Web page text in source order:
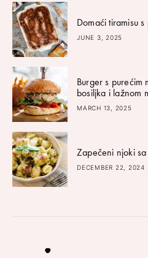
Domaći tiramisu
JUNE 3, 2025
Burger s purećim
bosiljka i lažnom
MARCH 13, 2025
Zapečeni njoki sa
DECEMBER 22, 2024